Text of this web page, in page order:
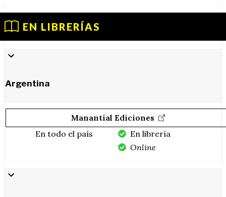
EN LIBRERÍAS
Argentina
Manantial Ediciones
En todo el país
En librería
Online